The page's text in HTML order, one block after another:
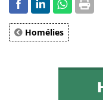
Homélies